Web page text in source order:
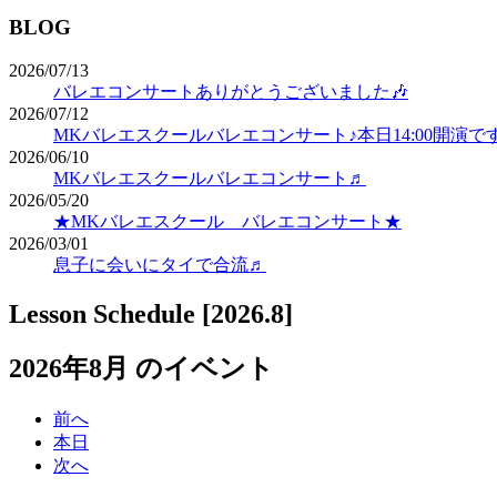
BLOG
2026/07/13
バレエコンサートありがとうございました🎶
2026/07/12
MKバレエスクールバレエコンサート♪本日14:00開演で
2026/06/10
MKバレエスクールバレエコンサート♬
2026/05/20
★MKバレエスクール バレエコンサート★
2026/03/01
息子に会いにタイで合流♬
Lesson Schedule [2026.8]
2026年8月 のイベント
前へ
本日
次へ